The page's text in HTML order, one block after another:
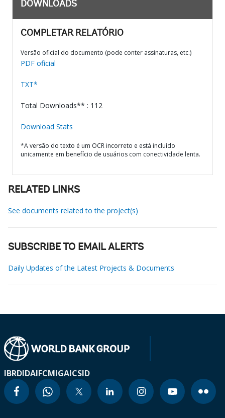
DOWNLOADS
COMPLETAR RELATÓRIO
Versão oficial do documento (pode conter assinaturas, etc.)
PDF oficial
TXT*
Total Downloads** : 112
Download Stats
*A versão do texto é um OCR incorreto e está incluído
unicamente em benefício de usuários com conectividade lenta.
RELATED LINKS
See documents related to the project(s)
SUBSCRIBE TO EMAIL ALERTS
Daily Updates of the Latest Projects & Documents
IBRDIDAIFCMIGAICSID